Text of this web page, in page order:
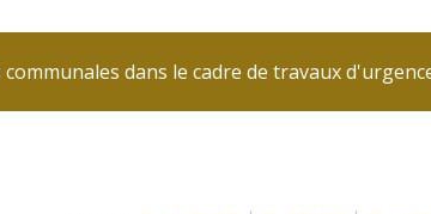
dans le cadre de travaux